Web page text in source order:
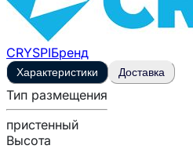
CRYSPIБренд
Характеристики Доставка
Тип размещения
пристенный
Высота